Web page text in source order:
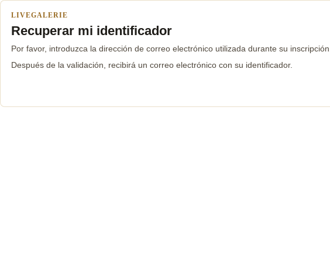
LIVEGALERIE
Recuperar mi identificador
Por favor, introduzca la dirección de correo electrónico utilizada durante su inscripción.
Después de la validación, recibirá un correo electrónico con su identificador.